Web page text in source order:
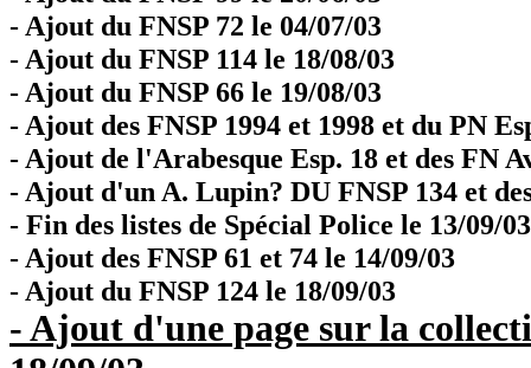
- Ajout du FNSP 72 le 04/07/03
- Ajout du FNSP 114 le 18/08/03
- Ajout du FNSP 66 le 19/08/03
- Ajout des FNSP 1994 et 1998 et du PN
- Ajout de l'Arabesque Esp. 18 et des FN
- Ajout d'un A. Lupin? DU FNSP 134 et
- Fin des listes de Spécial Police le 13/09/03
- Ajout des FNSP 61 et 74 le 14/09/03
- Ajout du FNSP 124 le 18/09/03
- Ajout d'une page sur la